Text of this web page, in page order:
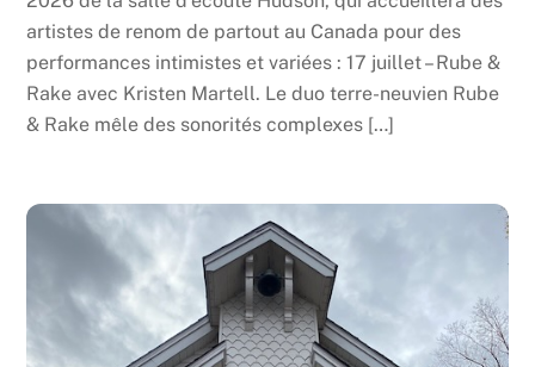
artistes de renom de partout au Canada pour des
performances intimistes et variées : 17 juillet – Rube &
Rake avec Kristen Martell. Le duo terre-neuvien Rube
& Rake mêle des sonorités complexes […]